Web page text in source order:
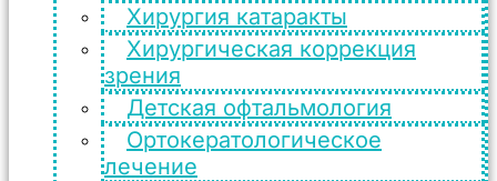
Хирургия катаракты
Хирургическая коррекция
зрения
Детская офтальмология
Ортокератологическое
лечение